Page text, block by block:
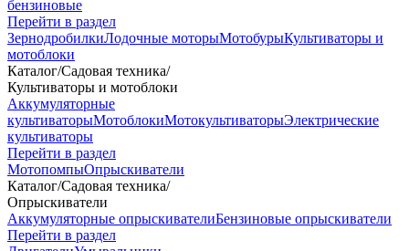
бензиновые
Перейти в раздел
ЗернодробилкиЛодочные моторыМотобурыКультиваторы и
мотоблоки
Каталог/Садовая техника/
Культиваторы и мотоблоки
Аккумуляторные
культиваторыМотоблокиМотокультиваторыЭлектрические
культиваторы
Перейти в раздел
МотопомпыОпрыскиватели
Каталог/Садовая техника/
Опрыскиватели
Аккумуляторные опрыскивателиБензиновые опрыскиватели
Перейти в раздел